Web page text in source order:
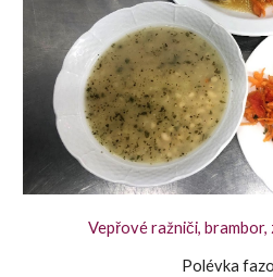
Vepřové ražniči,
Polévka